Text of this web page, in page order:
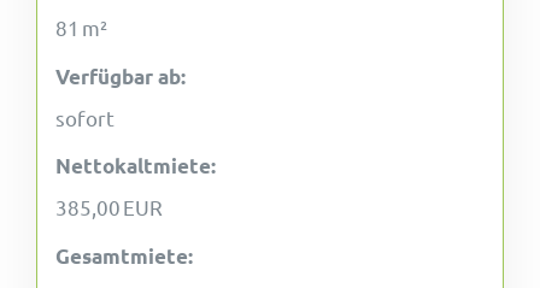
81 m²
Verfügbar ab:
sofort
Nettokaltmiete:
385,00 EUR
Gesamtmiete: